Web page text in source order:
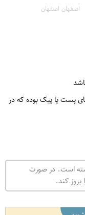
اصفهان اصفهان
پست یا پیک بوده که در
است. در صورت
بروز کند.